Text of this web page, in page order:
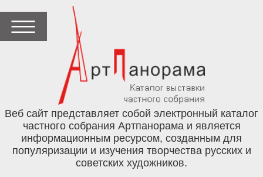
Веб сайт представляет собой электронный каталог
частного собрания Артпанорама и является
информационным ресурсом, созданным для
популяризации и изучения творчества русских и
советских художников.